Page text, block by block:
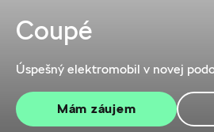
Coupé
Úspešný elektromobil v novej
Mám záujem